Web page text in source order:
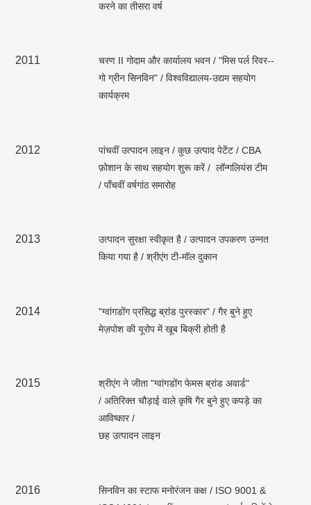
करने का तीसरा वर्ष
2011
चरण II गोदाम और कार्यालय भवन / "मिस पर्ल रिवर--
गो ग्रीन सिनविन" / विश्वविद्यालय-उद्यम सहयोग
कार्यक्रम
2012
पांचवीं उत्पादन लाइन / कुछ उत्पाद पेटेंट / CBA
फ़ोशान के साथ सहयोग शुरू करें / लॉन्गलियंस टीम
/ पाँचवीं वर्षगांठ समारोह
2013
उत्पादन सुरक्षा स्वीकृत है / उत्पादन उपकरण उन्नत
किया गया है / श्रीएंग टी-मॉल दुकान
2014
"ग्वांगडोंग प्रसिद्ध ब्रांड पुरस्कार" / गैर बुने हुए
मेज़पोश की यूरोप में खूब बिक्री होती है
2015
श्रीएंग ने जीता "ग्वांगडोंग फेमस ब्रांड अवार्ड"
/ अतिरिक्त चौड़ाई वाले कृषि गैर बुने हुए कपड़े का
आविष्कार /
छह उत्पादन लाइन
2016
सिनविन का स्टाफ मनोरंजन कक्ष / ISO 9001 &